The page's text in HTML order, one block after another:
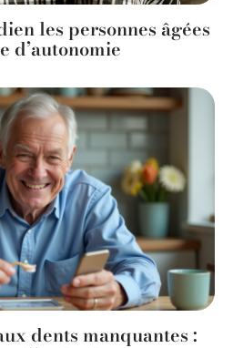
les personnes âgées
d’autonomie
dents manquantes :